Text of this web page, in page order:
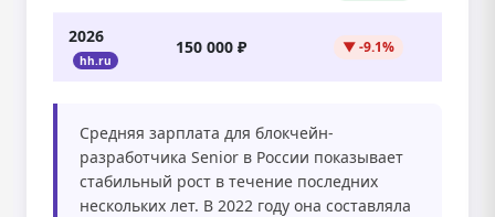
2026
hh.ru
150 000 ₽ ▼ -9.1%
Средняя зарплата для блокчейн-
разработчика Senior в России показывает
стабильный рост в течение последних
нескольких лет. В 2022 году она составляла